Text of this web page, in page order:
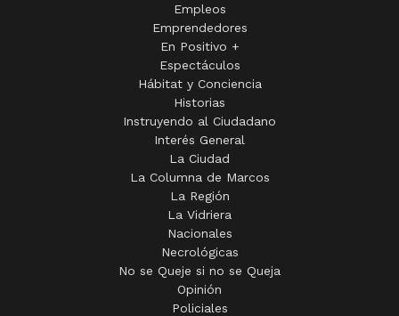
Empleos
Emprendedores
En Positivo +
Espectáculos
Hábitat y Conciencia
Historias
Instruyendo al Ciudadano
Interés General
La Ciudad
La Columna de Marcos
La Región
La Vidriera
Nacionales
Necrológicas
No se Queje si no se Queja
Opinión
Policiales